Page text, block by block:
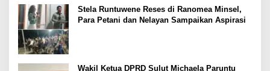
Stela Runtuwene Reses di Ranomea Minsel,
Para Petani dan Nelayan Sampaikan Aspirasi
Wakil Ketua DPRD Sulut Michaela Paruntu